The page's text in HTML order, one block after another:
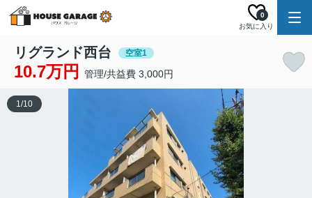
お気に入り
0
リグランド西台 空室1
10.7万円 管理/共益費 3,000円
1/10